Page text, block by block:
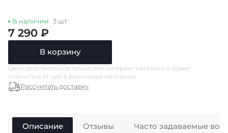
В наличии 3 шт
7 290 ₽
В корзину
Цена действительна только для интернет магазина и может
отличаться от цен в розничных магазинах
Рассчитать доставку
Описание Отзывы Часто задаваемые